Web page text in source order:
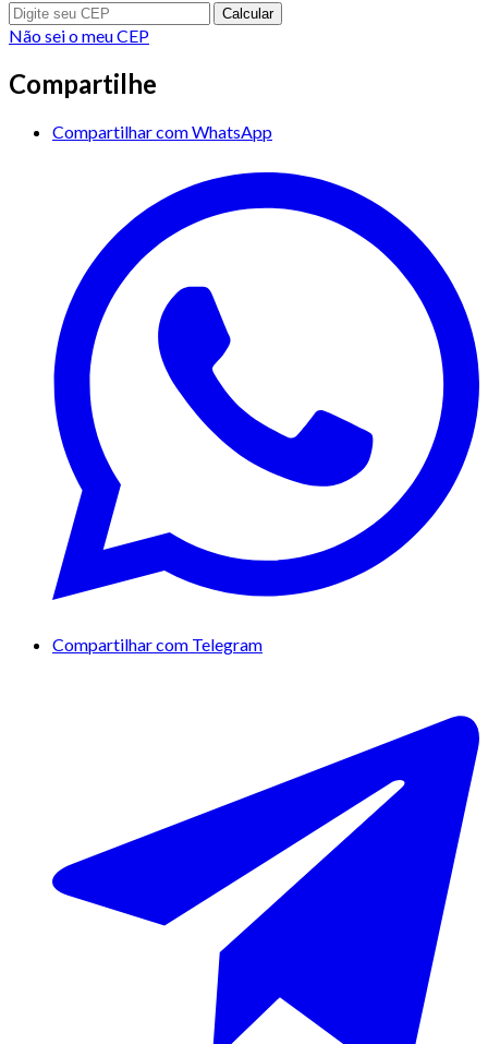
Calcular
Não sei o meu CEP
Compartilhe
Compartilhar com WhatsApp
Compartilhar com Telegram